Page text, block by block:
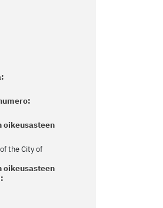
oikeusasteen
the City of
oikeusasteen